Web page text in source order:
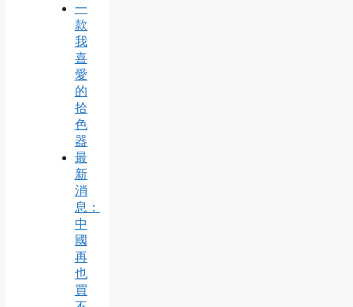
一
款
我
喜
愛
的
拾
色
器
最
新
消
息：
中
國
再
也
買